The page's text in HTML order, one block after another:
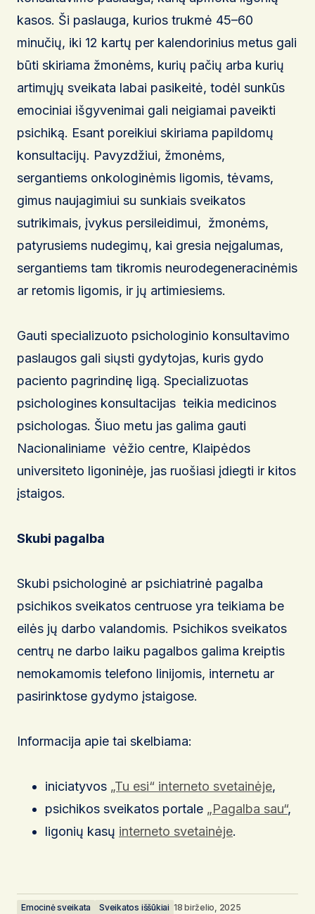
kasos. Ši paslauga, kurios trukmė 45–60
minučių, iki 12 kartų per kalendorinius metus gali
būti skiriama žmonėms, kurių pačių arba kurių
artimųjų sveikata labai pasikeitė, todėl sunkūs
emociniai išgyvenimai gali neigiamai paveikti
psichiką. Esant poreikiui skiriama papildomų
konsultacijų. Pavyzdžiui, žmonėms,
sergantiems onkologinėmis ligomis, tėvams,
gimus naujagimiui su sunkiais sveikatos
sutrikimais, įvykus persileidimui, žmonėms,
patyrusiems nudegimų, kai gresia neįgalumas,
sergantiems tam tikromis neurodegeneracinėmis
ar retomis ligomis, ir jų artimiesiems.
Gauti specializuoto psichologinio konsultavimo
paslaugos gali siųsti gydytojas, kuris gydo
paciento pagrindinę ligą. Specializuotas
psichologines konsultacijas teikia medicinos
psichologas. Šiuo metu jas galima gauti
Nacionaliniame vėžio centre, Klaipėdos
universiteto ligoninėje, jas ruošiasi įdiegti ir kitos
įstaigos.
Skubi pagalba
Skubi psichologinė ar psichiatrinė pagalba
psichikos sveikatos centruose yra teikiama be
eilės jų darbo valandomis. Psichikos sveikatos
centrų ne darbo laiku pagalbos galima kreiptis
nemokamomis telefono linijomis, internetu ar
pasirinktose gydymo įstaigose.
Informacija apie tai skelbiama:
iniciatyvos „Tu esi“ interneto svetainėje,
psichikos sveikatos portale „Pagalba sau“,
ligonių kasų interneto svetainėje.
Emocinė sveikata Sveikatos iššūkiai 18 birželio, 2025